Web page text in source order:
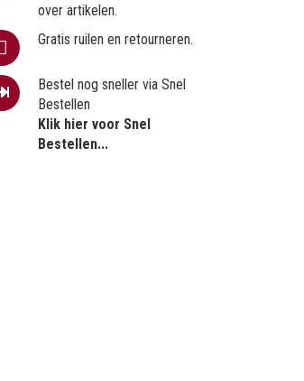
over artikelen.
Gratis ruilen en retourneren.
Bestel nog sneller via Snel
Bestellen
Klik hier voor Snel
Bestellen...